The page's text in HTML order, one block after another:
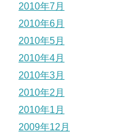
2010年7月
2010年6月
2010年5月
2010年4月
2010年3月
2010年2月
2010年1月
2009年12月